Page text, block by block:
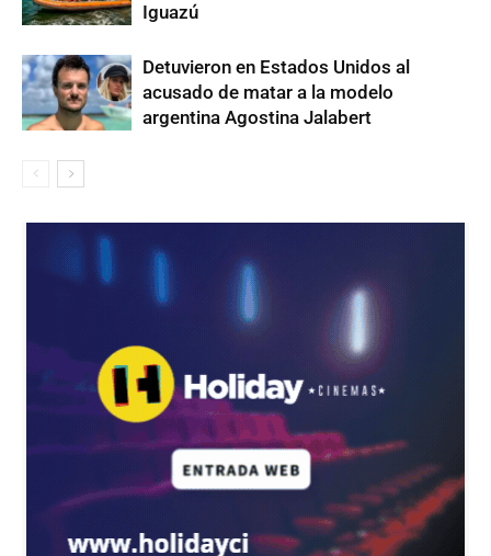
Iguazú
Detuvieron en Estados Unidos al
acusado de matar a la modelo
argentina Agostina Jalabert